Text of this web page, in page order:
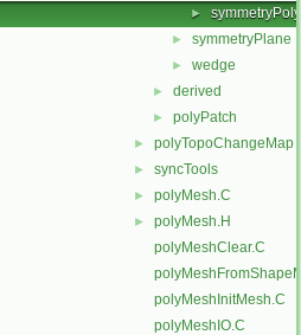
►
► symmetryPlane
► wedge
► derived
► polyPatch
► polyTopoChangeMap
► syncTools
► polyMesh.C
►
polyMesh.H
polyMeshClear.C
polyMeshInitMesh.C
polyMeshIO.C